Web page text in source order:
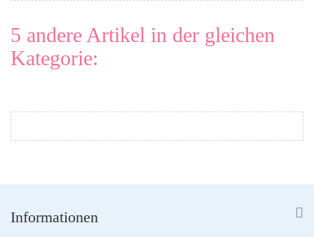
5 andere Artikel in der gleichen
Kategorie:
Informationen 
